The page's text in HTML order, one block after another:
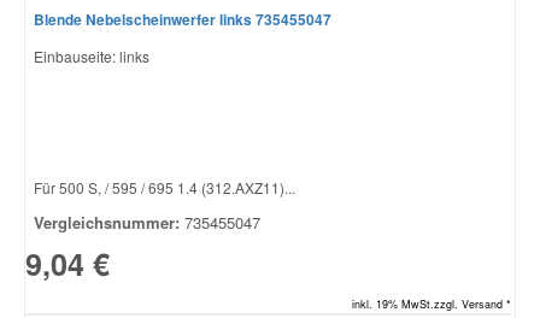
Blende Nebelscheinwerfer links 735455047
Einbauseite: links
Für 500 S, / 595 / 695 1.4 (312.AXZ11)...
Vergleichsnummer: 735455047
9,04 €
inkl. 19% MwSt.zzgl. Versand *